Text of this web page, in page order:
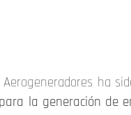
Aerogeneradores ha
la generación de